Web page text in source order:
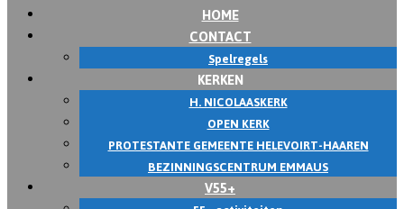
HOME
CONTACT
Spelregels
KERKEN
H. NICOLAASKERK
OPEN KERK
PROTESTANTE GEMEENTE HELEVOIRT-HAAREN
BEZINNINGSCENTRUM EMMAUS
V55+